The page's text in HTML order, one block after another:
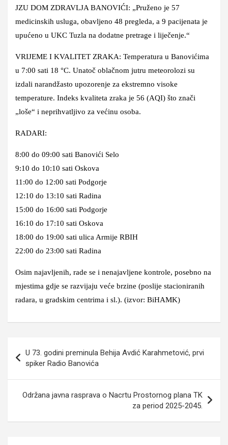
JZU DOM ZDRAVLJA BANOVIĆI: „Pruženo je 57
medicinskih usluga, obavljeno 48 pregleda, a 9 pacijenata je
upućeno u UKC Tuzla na dodatne pretrage i liječenje.“
VRIJEME I KVALITET ZRAKA: Temperatura u Banovićima
u 7:00 sati 18 °C. Unatoč oblačnom jutru meteorolozi su
izdali narandžasto upozorenje za ekstremno visoke
temperature. Indeks kvaliteta zraka je 56 (AQI) što znači
„loše“ i neprihvatljivo za većinu osoba.
RADARI:
8:00 do 09:00 sati Banovići Selo
9:10 do 10:10 sati Oskova
11:00 do 12:00 sati Podgorje
12:10 do 13:10 sati Radina
15:00 do 16:00 sati Podgorje
16:10 do 17:10 sati Oskova
18:00 do 19:00 sati ulica Armije RBIH
22:00 do 23:00 sati Radina
Osim najavljenih, rade se i nenajavljene kontrole, posebno na
mjestima gdje se razvijaju veće brzine (poslije stacioniranih
radara, u gradskim centrima i sl.). (izvor: BiHAMK)
članaka
U 73. godini preminula Behija Avdić Karahmetović, prvi
spiker Radio Banovića
Održana javna rasprava o Nacrtu Prostornog plana TK
za period 2025-2045.